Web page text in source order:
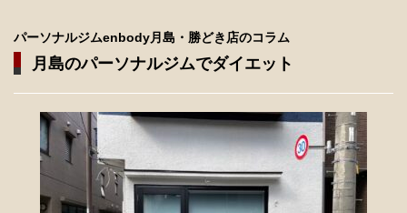
パーソナルジムenbody月島・勝どき店のコラム
月島のパーソナルジムでダイエット